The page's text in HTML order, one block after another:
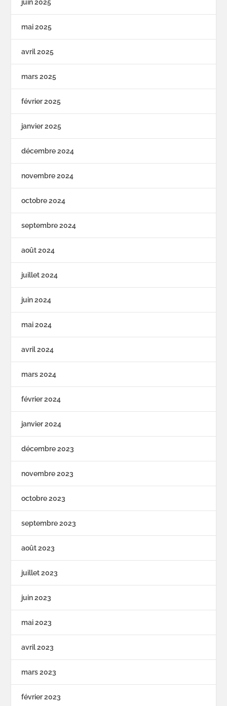
juin 2025
mai 2025
avril 2025
mars 2025
février 2025
janvier 2025
décembre 2024
novembre 2024
octobre 2024
septembre 2024
août 2024
juillet 2024
juin 2024
mai 2024
avril 2024
mars 2024
février 2024
janvier 2024
décembre 2023
novembre 2023
octobre 2023
septembre 2023
août 2023
juillet 2023
juin 2023
mai 2023
avril 2023
mars 2023
février 2023